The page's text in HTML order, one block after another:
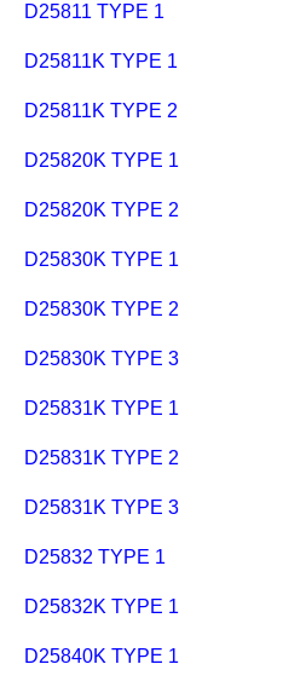
D25811 TYPE 1
D25811K TYPE 1
D25811K TYPE 2
D25820K TYPE 1
D25820K TYPE 2
D25830K TYPE 1
D25830K TYPE 2
D25830K TYPE 3
D25831K TYPE 1
D25831K TYPE 2
D25831K TYPE 3
D25832 TYPE 1
D25832K TYPE 1
D25840K TYPE 1